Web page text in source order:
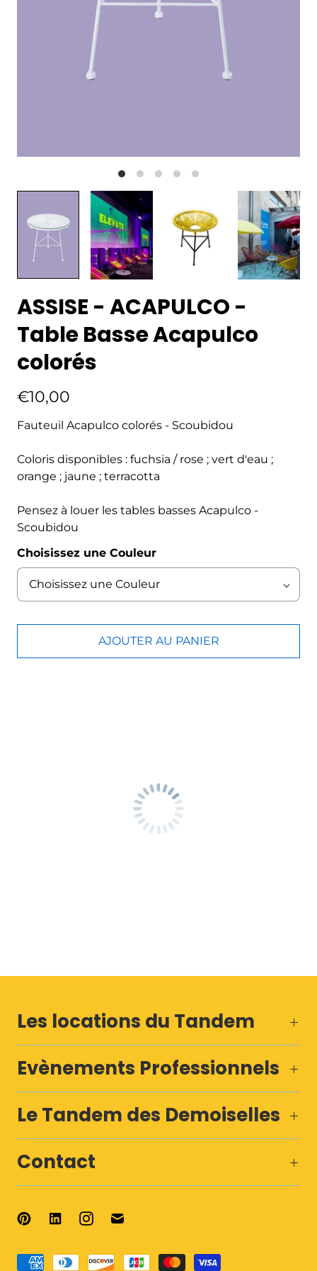
ASSISE - ACAPULCO -
Table Basse Acapulco
colorés
€10,00
Fauteuil Acapulco colorés - Scoubidou
Coloris disponibles : fuchsia / rose ; vert d'eau ;
orange ; jaune ; terracotta
Pensez à louer les tables basses Acapulco -
Scoubidou
Choisissez une Couleur
AJOUTER AU PANIER
Les locations du Tandem
Evènements Professionnels
Le Tandem des Demoiselles
Contact